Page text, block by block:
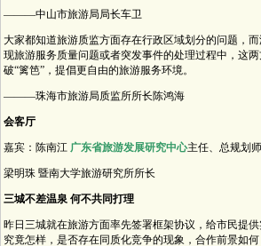
———中山市旅游局局长车卫
大家都知道旅游质监方面存在行政区域划分的问题，
现旅游服务质量问题或者突发事件的处理过程中，这
破“篱笆”，提倡更自由的旅游服务环境。
———珠海市旅游局质监所所长陈鸿海
会客厅
嘉宾：陈南江 广东省旅游发展研究中心主任、总规划师
梁明珠 暨南大学旅游研究所所长
三城不差温泉 何不共同打理
昨日三城就在旅游方面率先签署框架协议，给市民提
究竟怎样，是否存在同质化竞争的现象，合作前景如何